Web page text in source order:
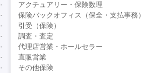
アクチュアリー・保険数理
保険バックオフィス（保全・支払事務）
引受（保険）
調査・査定
代理店営業・ホールセラー
直販営業
その他保険